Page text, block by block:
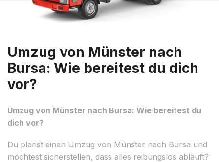
Umzug von Münster nach
Bursa: Wie bereitest du dich
vor?
Umzug von Münster nach Bursa: Wie bereitest du
dich vor?
Du planst einen Umzug von Münster nach Bursa und
möchtest sicherstellen, dass alles reibungslos abläuft?